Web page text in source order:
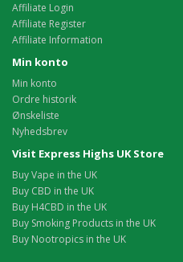
Affiliate Login
Affiliate Register
Affiliate Information
Min konto
Min konto
Ordre historik
Ønskeliste
Nyhedsbrev
Visit Express Highs UK Store
Buy Vape in the UK
Buy CBD in the UK
Buy H4CBD in the UK
Buy Smoking Products in the UK
Buy Nootropics in the UK